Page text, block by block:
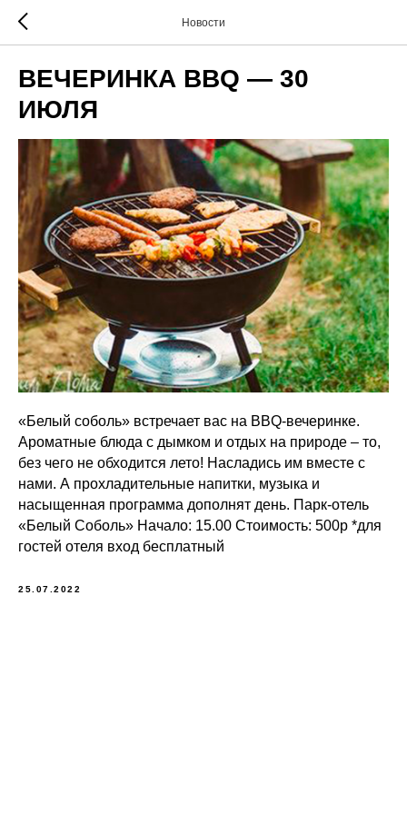
Новости
ВЕЧЕРИНКА BBQ — 30
ИЮЛЯ
«Белый соболь» встречает вас на BBQ-вечеринке.
Ароматные блюда с дымком и отдых на природе – то,
без чего не обходится лето! Насладись им вместе с
нами. А прохладительные напитки, музыка и
насыщенная программа дополнят день. Парк-отель
«Белый Соболь» Начало: 15.00 Стоимость: 500p *для
гостей отеля вход бесплатный
25.07.2022